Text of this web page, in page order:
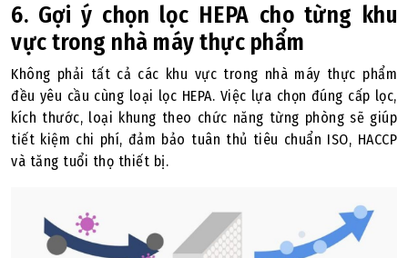
6. Gợi ý chọn lọc HEPA cho từng khu
vực trong nhà máy thực phẩm
Không phải tất cả các khu vực trong nhà máy thực phẩm
đều yêu cầu cùng loại lọc HEPA. Việc lựa chọn đúng cấp lọc,
kích thước, loại khung theo chức năng từng phòng sẽ giúp
tiết kiệm chi phí, đảm bảo tuân thủ tiêu chuẩn ISO, HACCP
và tăng tuổi thọ thiết bị.